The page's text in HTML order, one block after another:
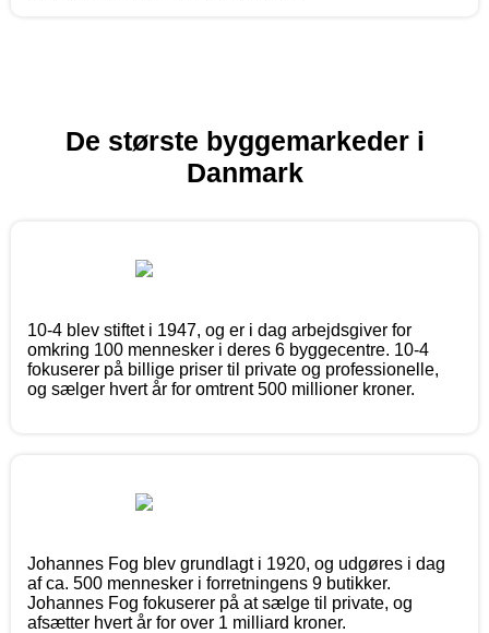
De største byggemarkeder i
Danmark
10-4 blev stiftet i 1947, og er i dag arbejdsgiver for
omkring 100 mennesker i deres 6 byggecentre. 10-4
fokuserer på billige priser til private og professionelle,
og sælger hvert år for omtrent 500 millioner kroner.
Johannes Fog blev grundlagt i 1920, og udgøres i dag
af ca. 500 mennesker i forretningens 9 butikker.
Johannes Fog fokuserer på at sælge til private, og
afsætter hvert år for over 1 milliard kroner.